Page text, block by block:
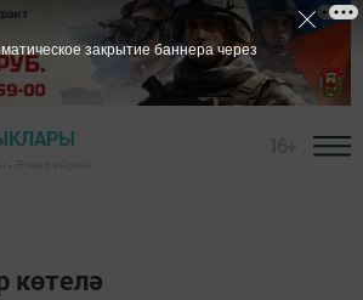
көтелә
закрытие баннера через